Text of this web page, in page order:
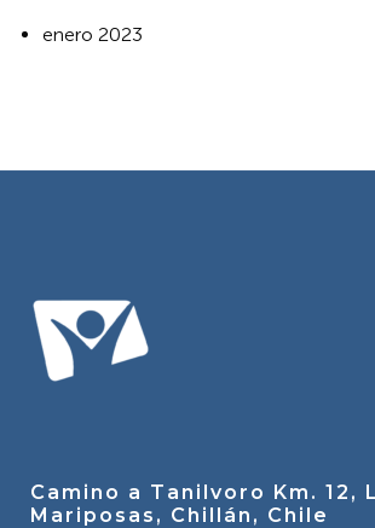
enero 2023
Camino a Tanilvoro Km. 12,
Mariposas, Chillán, Chile